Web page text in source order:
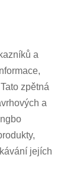
a
zpětná
a
jejích